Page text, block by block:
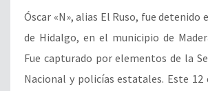
Óscar «N», alias El Ruso, fue detenido
de Hidalgo, en el municipio de
Fue capturado por elementos de la
Nacional y policías estatales. Este 12